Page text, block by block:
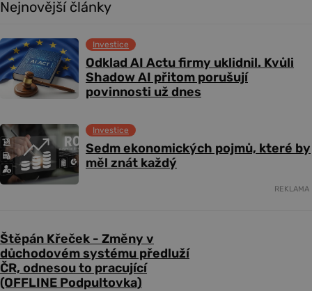
Nejnovější články
Odklad AI Actu firmy uklidnil. Kvůli
Shadow AI přitom porušují
povinnosti už dnes
Investice
Sedm ekonomických pojmů, které by
měl znát každý
Investice
REKLAMA
Štěpán Křeček - Změny v
důchodovém systému předluží
ČR, odnesou to pracující
(OFFLINE Podpultovka)